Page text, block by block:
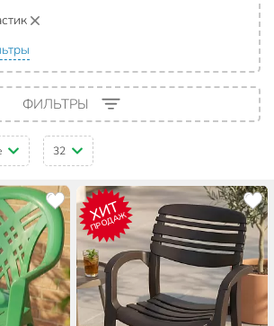
ФИЛЬТРЫ
32
ХИТ
ПРОДАЖ